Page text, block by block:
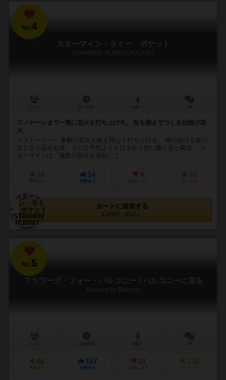
No.4
スターマイン・ラミー ポケット
STARMINE RUMMY POCKET
フィナーレまで一気に花火を打ち上げろ。 役を揃えてつくる仕掛け花
火。
＜ストーリー＞ 多数の花火を絶え間なく打ち上げる。 鳴り続ける笛の
音と立ち込める煙。そして予想よりもはるか上空に轟く光と轟音。 ス
ターマインは、複数の花火を連結して...
24
興味あり
14
経験あり
4
お気に入り
39
持ってる
カートに追加する
2,200円（税込）
No.5
フラワーズ・フォー・バルコニー / バルコニーに花を
Flowers for Balcony
66
興味あり
157
経験あり
24
お気に入り
126
持ってる